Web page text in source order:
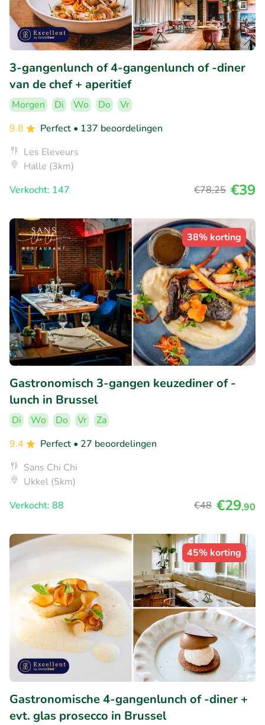
3-gangenlunch of 4-gangenlunch of -diner
van de chef + aperitief
Morgen Di Wo Do
Vr
9.8
Perfect • 137 beoordelingen
Les Eleveurs
Halle (3km)
Verkocht: 147
€78,25 €39
38% korting
Gastronomisch 3-gangen keuzediner of -
lunch in Brussel
Di Wo Do Vr
Za
9.4
Perfect • 27 beoordelingen
Sans Chi Chi
Ukkel (5km)
Verkocht: 88
€48 €29,90
45% korting
Gastronomische 4-gangenlunch of -diner +
evt. glas prosecco in Brussel